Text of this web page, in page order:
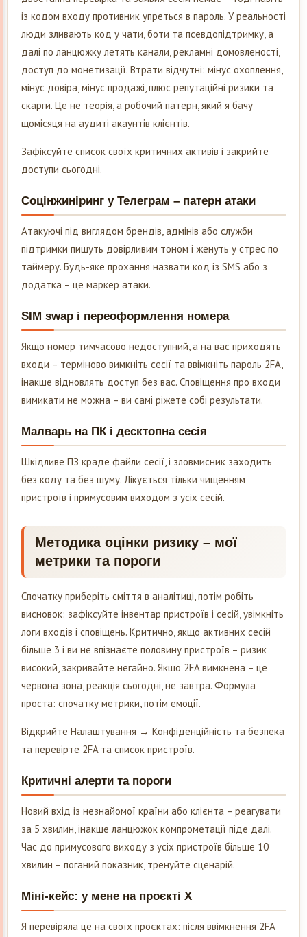
із кодом входу противник упреться в пароль. У реальності
люди зливають код у чати, боти та псевдопідтримку, а
далі по ланцюжку летять канали, рекламні домовленості,
доступ до монетизації. Втрати відчутні: мінус охоплення,
мінус довіра, мінус продажі, плюс репутаційні ризики та
скарги. Це не теорія, а робочий патерн, який я бачу
щомісяця на аудиті акаунтів клієнтів.
Зафіксуйте список своїх критичних активів і закрийте
доступи сьогодні.
Соцінжиніринг у Телеграм – патерн атаки
Атакуючі під виглядом брендів, адмінів або служби
підтримки пишуть довірливим тоном і женуть у стрес по
таймеру. Будь-яке прохання назвати код із SMS або з
додатка – це маркер атаки.
SIM swap і переоформлення номера
Якщо номер тимчасово недоступний, а на вас приходять
входи – терміново вимкніть сесії та ввімкніть пароль 2FA,
інакше відновлять доступ без вас. Сповіщення про входи
вимикати не можна – ви самі ріжете собі результати.
Малварь на ПК і десктопна сесія
Шкідливе ПЗ краде файли сесії, і зловмисник заходить
без коду та без шуму. Лікується тільки чищенням
пристроїв і примусовим виходом з усіх сесій.
Методика оцінки ризику – мої
метрики та пороги
Спочатку приберіть сміття в аналітиці, потім робіть
висновок: зафіксуйте інвентар пристроїв і сесій, увімкніть
логи входів і сповіщень. Критично, якщо активних сесій
більше 3 і ви не впізнаєте половину пристроїв – ризик
високий, закривайте негайно. Якщо 2FA вимкнена – це
червона зона, реакція сьогодні, не завтра. Формула
проста: спочатку метрики, потім емоції.
Відкрийте Налаштування → Конфіденційність та безпека
та перевірте 2FA та список пристроїв.
Критичні алерти та пороги
Новий вхід із незнайомої країни або клієнта – реагувати
за 5 хвилин, інакше ланцюжок компрометації піде далі.
Час до примусового виходу з усіх пристроїв більше 10
хвилин – поганий показник, тренуйте сценарій.
Міні-кейс: у мене на проєкті Х
Я перевіряла це на своїх проєктах: після ввімкнення 2FA